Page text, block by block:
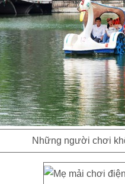
Những người chơi